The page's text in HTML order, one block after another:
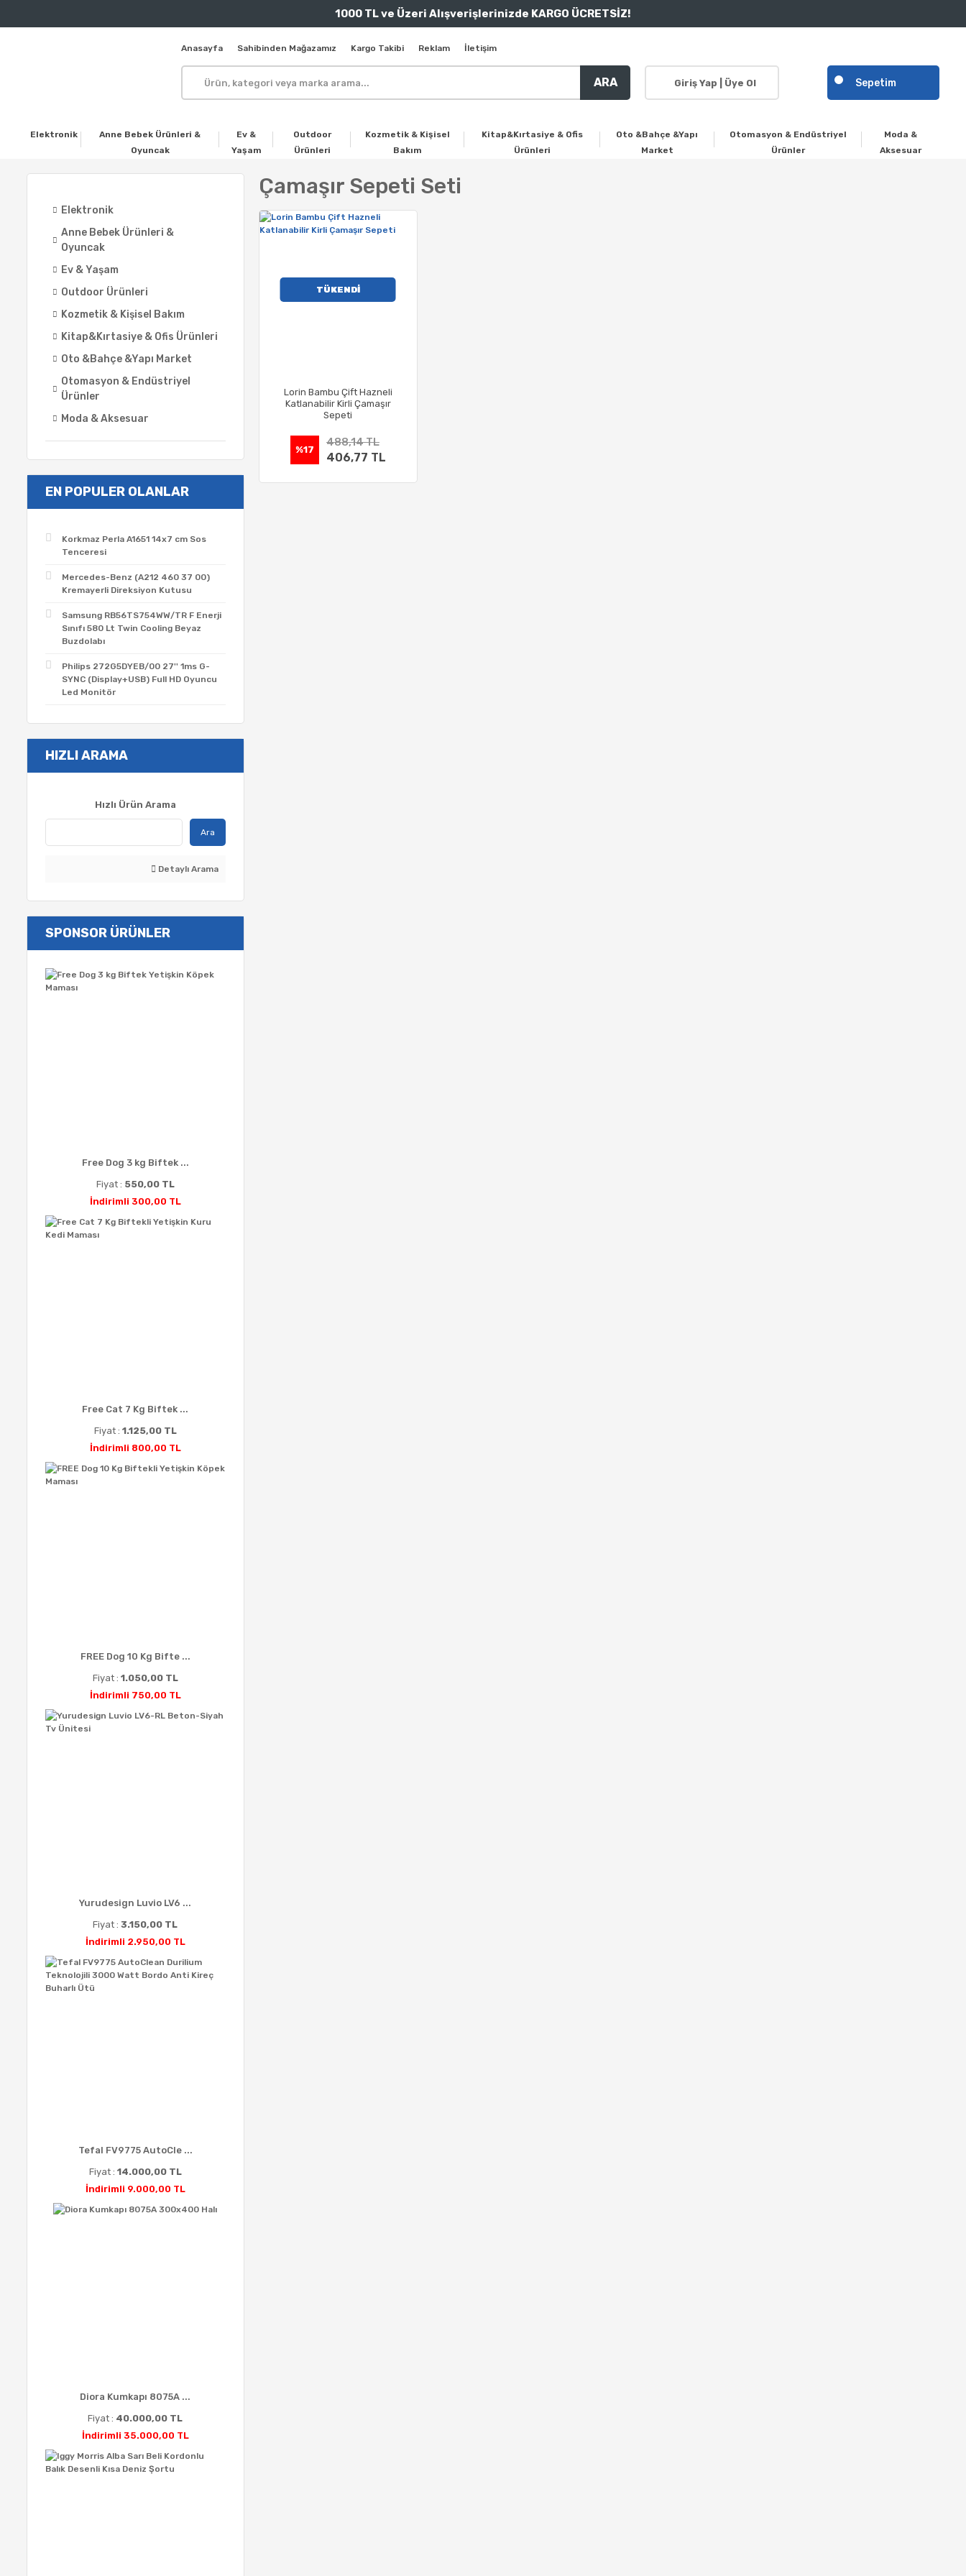
1000 TL ve Üzeri Alışverişlerinizde KARGO ÜCRETSİZ!
Anasayfa Sahibinden Mağazamız Kargo Takibi Reklam İletişim
ARA Giriş Yap | Üye Ol Sepetim
Elektronik
Anne Bebek Ürünleri &
Oyuncak
Ev &
Yaşam
Outdoor
Ürünleri
Kozmetik & Kişisel
Bakım
Kitap&Kırtasiye & Ofis
Ürünleri
Oto &Bahçe &Yapı
Market
Otomasyon & Endüstriyel
Ürünler
Moda &
Aksesuar
Elektronik
Anne Bebek Ürünleri &
Oyuncak
Ev & Yaşam
Outdoor Ürünleri
Kozmetik & Kişisel Bakım
Kitap&Kırtasiye & Ofis Ürünleri
Oto &Bahçe &Yapı Market
Otomasyon & Endüstriyel
Ürünler
Moda & Aksesuar
EN POPULER OLANLAR
Korkmaz Perla A1651 14x7 cm Sos
Tenceresi
Mercedes-Benz (A212 460 37 00)
Kremayerli Direksiyon Kutusu
Samsung RB56TS754WW/TR F Enerji
Sınıfı 580 Lt Twin Cooling Beyaz
Buzdolabı
Philips 272G5DYEB/00 27'' 1ms G-
SYNC (Display+USB) Full HD Oyuncu
Led Monitör
HIZLI ARAMA
Hızlı Ürün Arama
Ara
Detaylı Arama
SPONSOR ÜRÜNLER
Free Dog 3 kg Biftek ...
Fiyat : 550,00 TL
İndirimli 300,00 TL
Free Cat 7 Kg Biftek ...
Fiyat : 1.125,00 TL
İndirimli 800,00 TL
FREE Dog 10 Kg Bifte ...
Fiyat : 1.050,00 TL
İndirimli 750,00 TL
Yurudesign Luvio LV6 ...
Fiyat :3.150,00 TL
İndirimli 2.950,00 TL
Tefal FV9775 AutoCle ...
Fiyat : 14.000,00 TL
İndirimli 9.000,00 TL
Diora Kumkapı 8075A ...
Fiyat : 40.000,00 TL
İndirimli 35.000,00 TL
Çamaşır Sepeti Seti
TÜKENDİ
Lorin Bambu Çift Hazneli
Katlanabilir Kirli Çamaşır
Sepeti
%17
488,14 TL
406,77 TL